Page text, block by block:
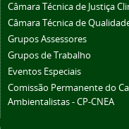
Câmara Técnica de Justiça
Câmara Técnica de
Grupos Assessores
Grupos de Trabalho
Eventos Especiais
Comissão Permanente do
Ambientalistas - CP-CNEA